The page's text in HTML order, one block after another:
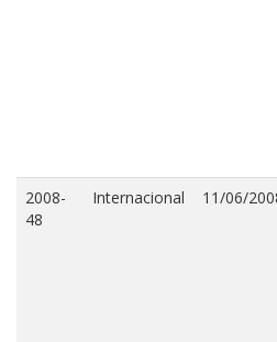
2008-
48
Internacional 11/06/